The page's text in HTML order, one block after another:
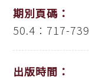
期別頁碼：
50.4：717-739
出版時間：